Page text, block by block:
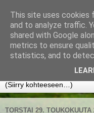
Uusi Suunta - Jokainen
TORSTAI 29. TOUKOKUUTA
This site uses cookies
and to analyze traffic.
shared with Google
metrics to ensure
statistics, and to